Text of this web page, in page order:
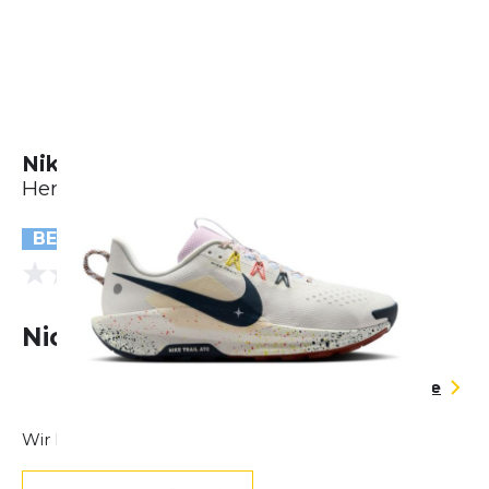
Nike Pegasus Trail 5
Herren
BESTSELLER
0.0 (0 Bewertungen)
Nicht lieferbar
Größentabelle
Wir können dir helfen, deine Größe zu finden.